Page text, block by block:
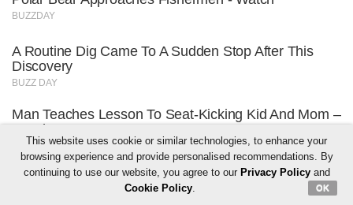
This website uses cookie or similar technologies, to enhance your
browsing experience and provide personalised recommendations. By
continuing to use our website, you agree to our Privacy Policyand
Cookie Policy. OK